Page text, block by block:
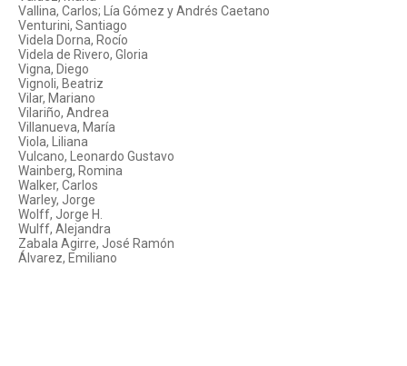
Vallina, Carlos; Lía Gómez y Andrés Caetano
Venturini, Santiago
Videla Dorna, Rocío
Videla de Rivero, Gloria
Vigna, Diego
Vignoli, Beatriz
Vilar, Mariano
Vilariño, Andrea
Villanueva, María
Viola, Liliana
Vulcano, Leonardo Gustavo
Wainberg, Romina
Walker, Carlos
Warley, Jorge
Wolff, Jorge H.
Wulff, Alejandra
Zabala Agirre, José Ramón
Álvarez, Emiliano